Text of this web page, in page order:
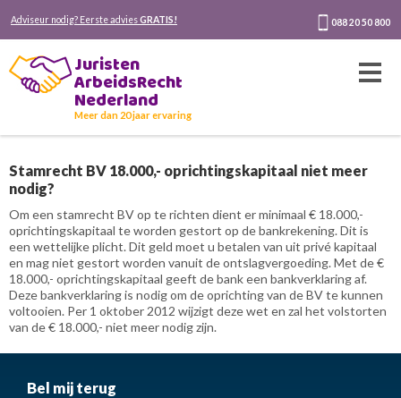
Adviseur nodig? Eerste adviesGRATIS! 088 20 50 800
Juristen
ArbeidsRecht
Nederland
Meer dan 20 jaar ervaring
Stamrecht BV 18.000,- oprichtingskapitaal niet meer
nodig?
Om een stamrecht BV op te richten dient er minimaal € 18.000,-
oprichtingskapitaal te worden gestort op de bankrekening. Dit is
een wettelijke plicht. Dit geld moet u betalen van uit privé kapitaal
en mag niet gestort worden vanuit de ontslagvergoeding. Met de €
18.000,- oprichtingskapitaal geeft de bank een bankverklaring af.
Deze bankverklaring is nodig om de oprichting van de BV te kunnen
voltooien. Per 1 oktober 2012 wijzigt deze wet en zal het volstorten
van de € 18.000,- niet meer nodig zijn.
Bel mij terug